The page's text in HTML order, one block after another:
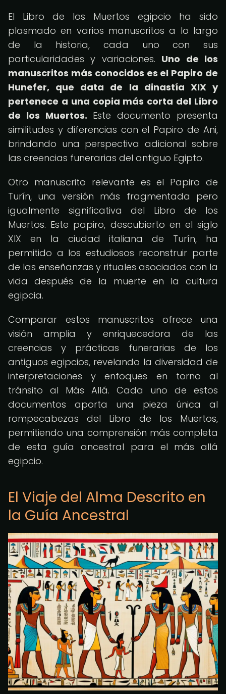
El Libro de los Muertos egipcio ha sido
plasmado en varios manuscritos a lo largo
de la historia, cada uno con sus
particularidades y variaciones. Uno de los
manuscritos más conocidos es el Papiro de
Hunefer, que data de la dinastía XIX y
pertenece a una copia más corta del Libro
de los Muertos. Este documento presenta
similitudes y diferencias con el Papiro de Ani,
brindando una perspectiva adicional sobre
las creencias funerarias del antiguo Egipto.
Otro manuscrito relevante es el Papiro de
Turín, una versión más fragmentada pero
igualmente significativa del Libro de los
Muertos. Este papiro, descubierto en el siglo
XIX en la ciudad italiana de Turín, ha
permitido a los estudiosos reconstruir parte
de las enseñanzas y rituales asociados con la
vida después de la muerte en la cultura
egipcia.
Comparar estos manuscritos ofrece una
visión amplia y enriquecedora de las
creencias y prácticas funerarias de los
antiguos egipcios, revelando la diversidad de
interpretaciones y enfoques en torno al
tránsito al Más Allá. Cada uno de estos
documentos aporta una pieza única al
rompecabezas del Libro de los Muertos,
permitiendo una comprensión más completa
de esta guía ancestral para el más allá
egipcio.
El Viaje del Alma Descrito en
la Guía Ancestral